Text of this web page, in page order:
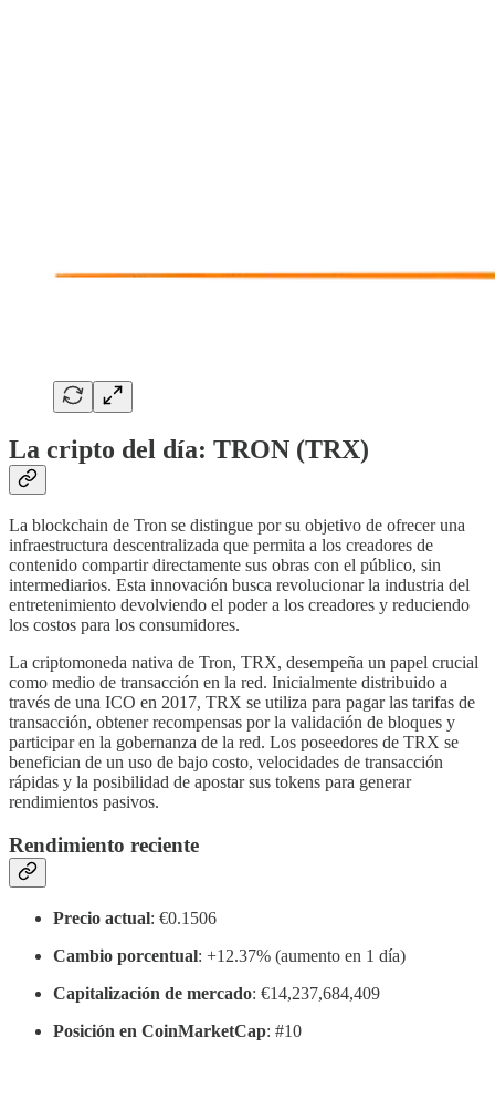
La cripto del día: TRON (TRX)
La blockchain de Tron se distingue por su objetivo de ofrecer una
infraestructura descentralizada que permita a los creadores de
contenido compartir directamente sus obras con el público, sin
intermediarios. Esta innovación busca revolucionar la industria del
entretenimiento devolviendo el poder a los creadores y reduciendo
los costos para los consumidores.
La criptomoneda nativa de Tron, TRX, desempeña un papel crucial
como medio de transacción en la red. Inicialmente distribuido a
través de una ICO en 2017, TRX se utiliza para pagar las tarifas de
transacción, obtener recompensas por la validación de bloques y
participar en la gobernanza de la red. Los poseedores de TRX se
benefician de un uso de bajo costo, velocidades de transacción
rápidas y la posibilidad de apostar sus tokens para generar
rendimientos pasivos.
Rendimiento reciente
Precio actual: €0.1506
Cambio porcentual: +12.37% (aumento en 1 día)
Capitalización de mercado: €14,237,684,409
Posición en CoinMarketCap: #10